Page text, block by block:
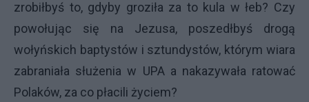
zrobiłbyś to, gdyby groziła za to kula w łeb? Czy
powołując się na Jezusa, poszedłbyś drogą
wołyńskich baptystów i sztundystów, którym wiara
zabraniała służenia w UPAa nakazywała ratować
Polaków, za co płacili życiem?